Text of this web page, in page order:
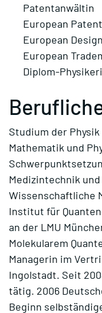
Patentanwältin
European
European
European
Diplom-
Studium der
Mathematik und
Medizintechnik
Wissenschaftliche
Institut für
an der LMU
Molekularem
Managerin im
Ingolstadt. Seit
tätig. 2006
Beginn